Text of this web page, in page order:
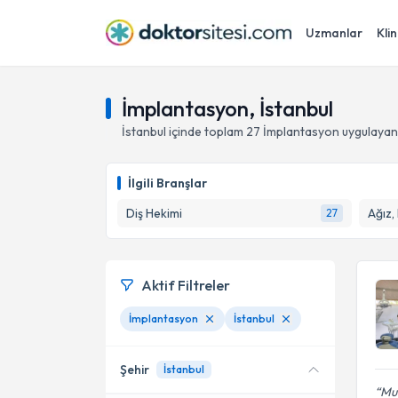
Uzmanlar
İmplantasyon, İstanbul
İstanbul içinde toplam 27 İmplantasyon
İlgili Branşlar
Diş Hekimi
27
Aktif Filtreler
İmplantasyon İstanbul
Şehir İstanbul